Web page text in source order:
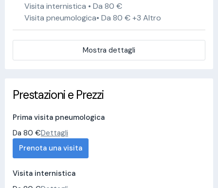
Visita internistica • Da 80 €
Visita pneumologica• Da 80 € +3 Altro
Mostra dettagli
Prestazioni e Prezzi
Prima visita pneumologica
Da 80 €Dettagli
Prenota una visita
Visita internistica